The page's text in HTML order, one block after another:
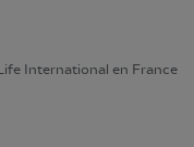
International en France